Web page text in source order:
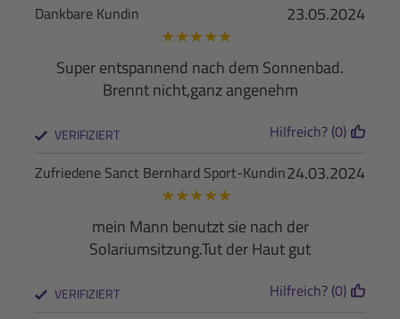
23.05.2024
Dankbare Kundin
★★★★★
Super entspannend nach dem Sonnenbad.
Brennt nicht,ganz angenehm
VERIFIZIERT Hilfreich? (0)
24.03.2024
Zufriedene Sanct Bernhard Sport-Kundin
★★★★★
mein Mann benutzt sie nach der
Solariumsitzung.Tut der Haut gut
VERIFIZIERT Hilfreich? (0)